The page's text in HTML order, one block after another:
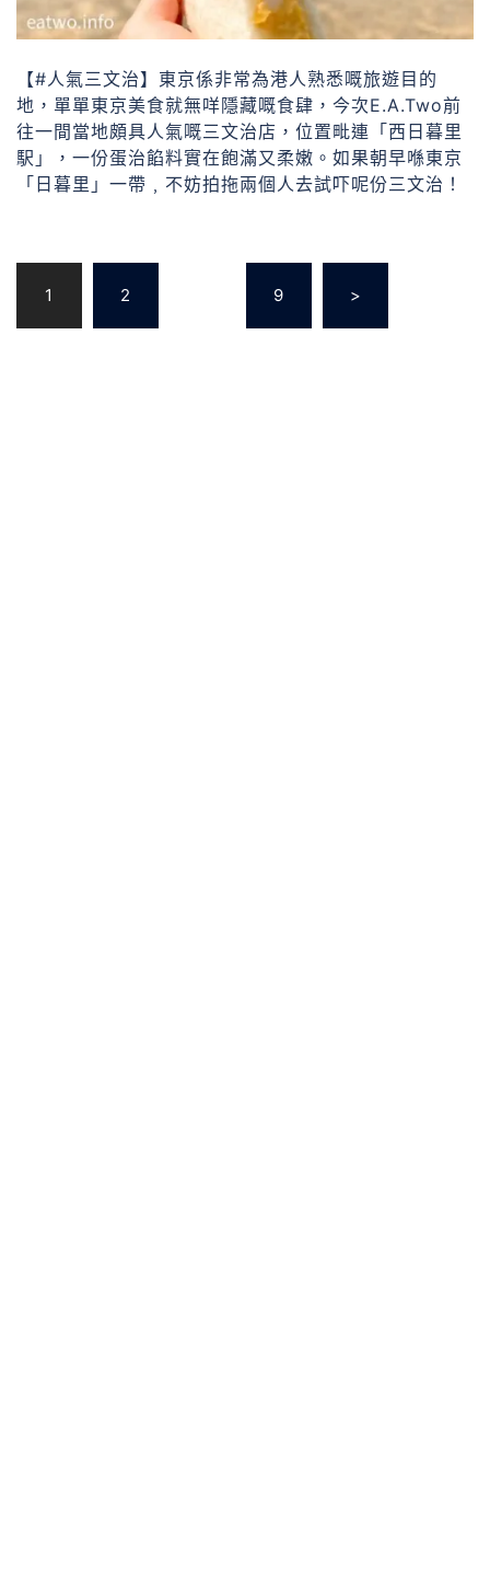
【#人氣三文治】東京係非常為港人熟悉嘅旅遊目的
地，單單東京美食就無咩隱藏嘅食肆，今次E.A.Two前
往一間當地頗具人氣嘅三文治店，位置毗連「西日暮里
駅」，一份蛋治餡料實在飽滿又柔嫩。如果朝早喺東京
「日暮里」一帶﹐不妨拍拖兩個人去試吓呢份三文治！
1 2 9 >